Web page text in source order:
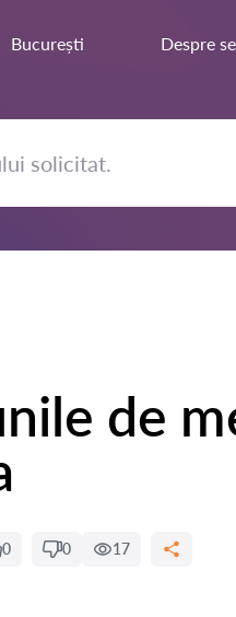
București Despre
de
0 0 17